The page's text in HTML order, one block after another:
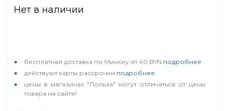
Нет в наличии
бесплатная доставка по Минску от 40 BYN подробнее
действуют карты рассрочки подробнее
цены в магазинах "Польза" могут отличаться от цены
товара на сайте!